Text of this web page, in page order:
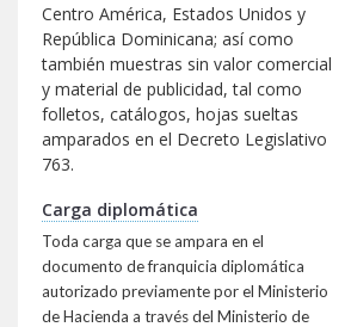
Para expedir este tipo de
carga deberá presentar la
autorizaciónpara la
importación de
medicamentosde la
la factura visada por la
Junta de Vigilancia de la
Profesión Química
Farmacéutica.
Centro América, Estados Unidos y
República Dominicana; así como
también muestras sin valor comercial
y material de publicidad, tal como
folletos, catálogos, hojas sueltas
amparados en el Decreto Legislativo
763.
Carga diplomática
Toda carga que se ampara en el
documento de franquicia diplomática
autorizado previamente por el Ministerio
de Hacienda a través del Ministerio de